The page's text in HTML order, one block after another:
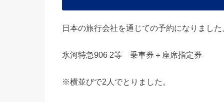
日本の旅行会社を通じての予約になりました
氷河特急906 2等 乗車券＋座席指定券
※横並びで2人でとりました。